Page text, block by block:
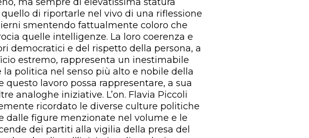
di riportarle nel vivo di una riflessione
smentendo fattualmente coloro che
quelle intelligenze. La loro coerenza e
democratici e del rispetto della persona, a
estremo, rappresenta un inestimabile
politica nel senso più alto e nobile della
questo lavoro possa rappresentare, a sua
analoghe iniziative. L’on. Flavia Piccoli
ricordato le diverse culture politiche
dalle figure menzionate nel volume e le
dei partiti alla vigilia della presa del